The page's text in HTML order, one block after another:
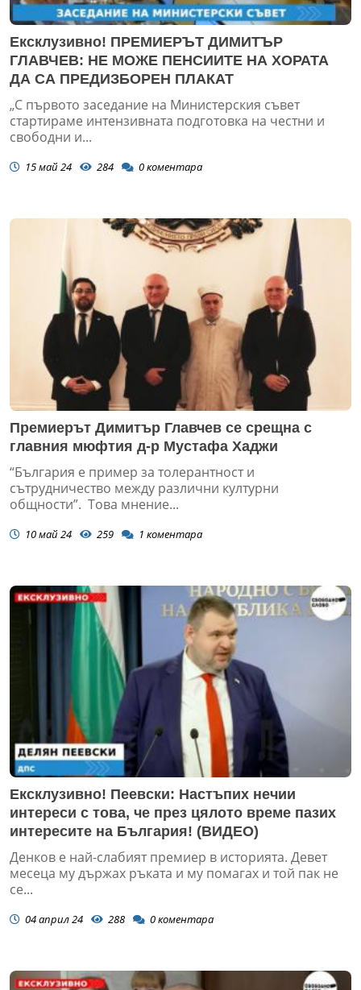
Ексклузивно! ПРЕМИЕРЪТ ДИМИТЪР
ГЛАВЧЕВ: НЕ МОЖЕ ПЕНСИИТЕ НА ХОРАТА
ДА СА ПРЕДИЗБОРЕН ПЛАКАТ
„С първото заседание на Министерския съвет
стартираме интензивната подготовка на честни и
свободни и...
15 май 24 284 0коментара
Премиерът Димитър Главчев се срещна с
главния мюфтия д-р Мустафа Хаджи
“България е пример за толерантност и
сътрудничество между различни културни
общности”. Това мнение...
10 май 24 259 1 коментара
Ексклузивно! Пеевски: Настъпих нечии
интереси с това, че през цялото време пазих
интересите на България! (ВИДЕО)
Денков е най-слабият премиер в историята. Девет
месеца му държах ръката и му помагах и той пак не
се...
04 април 24 288 0коментара